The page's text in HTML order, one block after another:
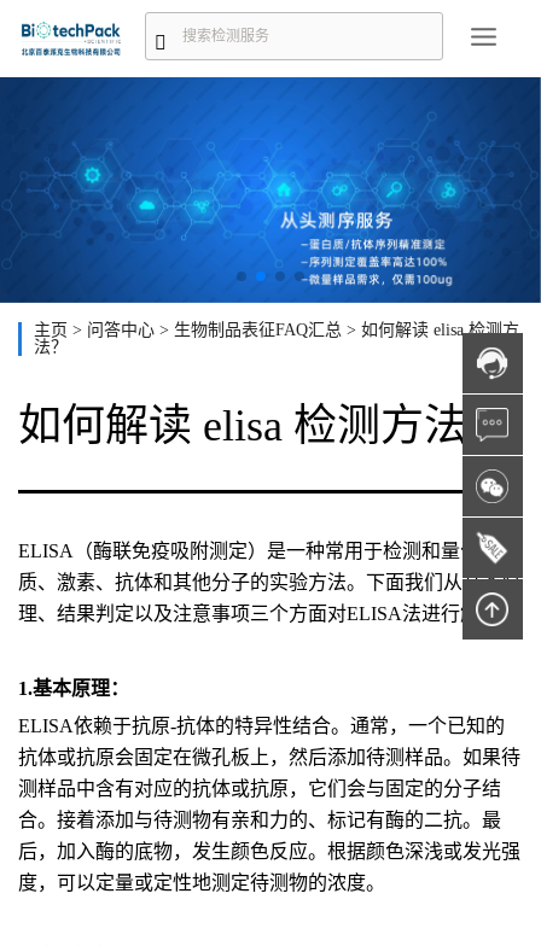
主页 > 问答中心 > 生物制品表征FAQ汇总 > 如何解读 elisa 检测方
法？
如何解读 elisa 检测方法？
ELISA（酶联免疫吸附测定）是一种常用于检测和量化蛋白
质、激素、抗体和其他分子的实验方法。下面我们从基本原
理、结果判定以及注意事项三个方面对ELISA法进行解读：
1.基本原理：
ELISA依赖于抗原-抗体的特异性结合。通常，一个已知的
抗体或抗原会固定在微孔板上，然后添加待测样品。如果待
测样品中含有对应的抗体或抗原，它们会与固定的分子结
合。接着添加与待测物有亲和力的、标记有酶的二抗。最
后，加入酶的底物，发生颜色反应。根据颜色深浅或发光强
度，可以定量或定性地测定待测物的浓度。